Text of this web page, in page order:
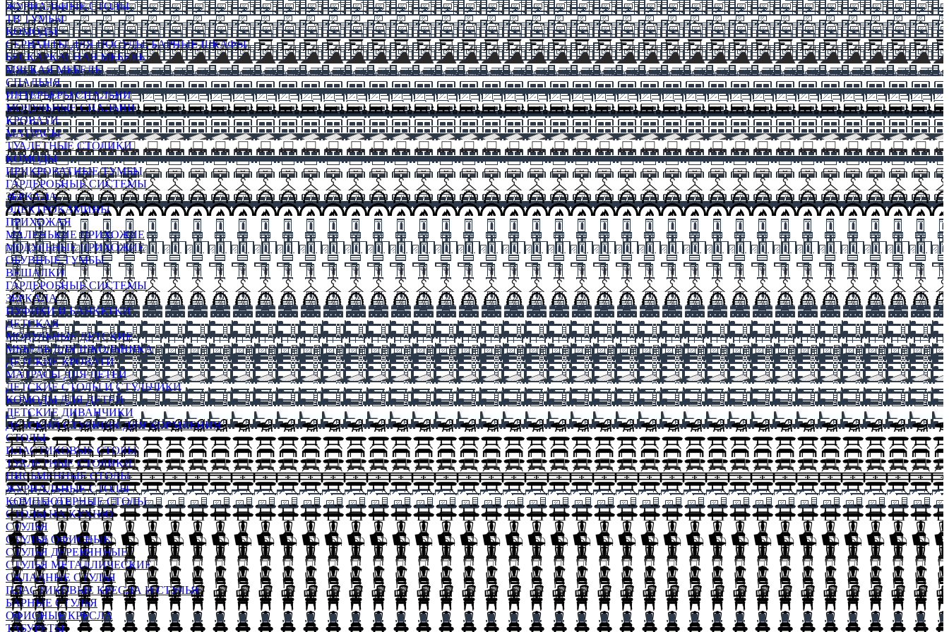
ЖУРНАЛЬНЫЕ СТОЛЫ
ТВ ТУМБЫ
КОМОДЫ
СЕРВАНТЫ ДЛЯ ПОСУДЫ, БАРНЫЕ ШКАФЫ
БЕСКАРКАСНАЯ МЕБЕЛЬ
МЯГКАЯ МЕБЕЛЬ
СПАЛЬНЯ
ИНТЕРЬЕРЫ СПАЛЬНИ
МОДУЛЬНЫЕ СПАЛЬНИ
КРОВАТИ
МАТРАСЫ
ТУАЛЕТНЫЕ СТОЛИКИ
КОМОДЫ
ПРИКРОВАТНЫЕ ТУМБЫ
ГАРДЕРОБНЫЕ СИСТЕМЫ
ЗЕРКАЛА
ЭЛЕКТРОКАМИНЫ
ПРИХОЖАЯ
МАЛЕНЬКИЕ ПРИХОЖИЕ
МОДУЛЬНЫЕ ПРИХОЖИЕ
ОБУВНЫЕ ТУМБЫ
ВЕШАЛКИ
ГАРДЕРОБНЫЕ СИСТЕМЫ
ЗЕРКАЛА
ПУФИКИ И БАНКЕТКИ
ДЕТСКАЯ
МОДУЛЬНЫЕ ДЕТСКИЕ
МЕБЕЛЬ ДЛЯ ШКОЛЬНИКА
ДЕТСКИЕ КРОВАТИ
МАТРАСЫ ДЛЯ ДЕТЕЙ
ДЕТСКИЕ СТОЛЫ И СТУЛЬЧИКИ
КОМОДЫ ДЛЯ ДЕТЕЙ
ДЕТСКИЕ ДИВАНЧИКИ
ДЕТСКИЙ СТУЛЬЧИК ДЛЯ КОРМЛЕНИЯ
СТОЛЫ
ПЛАСТИКОВЫЕ СТОЛЫ
ТУАЛЕТНЫЕ СТОЛИКИ
ПИСЬМЕННЫЕ СТОЛЫ
ЖУРНАЛЬНЫЕ СТОЛЫ
КОМПЬЮТЕРНЫЕ СТОЛЫ
СТОЛЫ НА КУХНЮ
СТУЛЬЯ
СТУЛЬЯ ОФИСНЫЕ
СТУЛЬЯ ДЕРЕВЯННЫЕ
СТУЛЬЯ МЕТАЛЛИЧЕСКИЕ
СКЛАДНЫЕ СТУЛЬЯ
ПЛАСТИКОВЫЕ КРЕСЛА И СТУЛЬЯ
БАРНЫЕ СТУЛЬЯ
ОФИСНЫЕ КРЕСЛА
ТАБУРЕТЫ